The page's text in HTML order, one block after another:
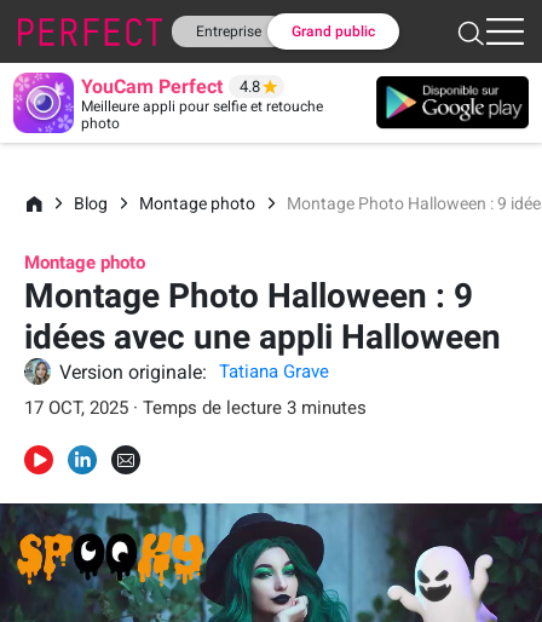
Entreprise Grand public
YouCam Perfect 4.8
Meilleure appli pour selfie et retouche
photo
Blog Montage photo Montage Photo Halloween : 9
Montage photo
Montage Photo Halloween : 9
idées avec une appli Halloween
Version originale:
Tatiana Grave
17 OCT, 2025 · Temps de lecture 3 minutes